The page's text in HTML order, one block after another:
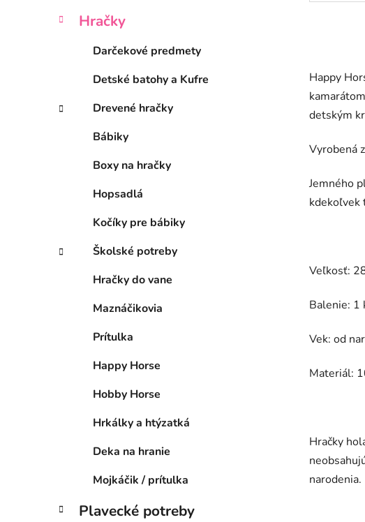
Hračky
Darčekové predmety
Detské batohy a Kufre
Drevené hračky
Bábiky
Boxy na hračky
Hopsadlá
Kočíky pre bábiky
Školské potreby
Hračky do vane
Maznáčikovia
Prítulka
Happy Horse
Hobby Horse
Hrkálky a htýzatká
Deka na hranie
Mojkáčik / prítulka
Plavecké potreby
Happy
detským
Vyrobená
Jemného
kdekoľvek
Veľkosť:
Balenie: 1
Vek: od
Materiál:
Hračky
narodenia.